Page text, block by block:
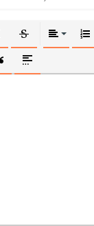
ЗАЧЕРКНУТЫЙ
СКРЫТОГО
ЦИТАТЫ
ВСТАВКА